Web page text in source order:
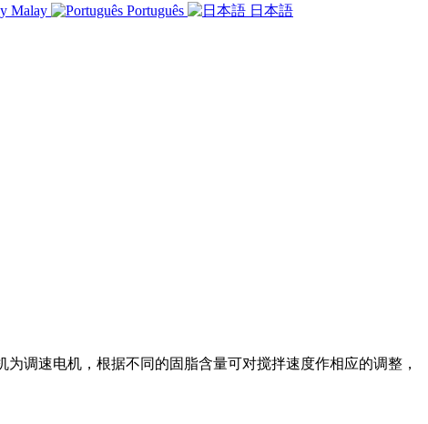
Malay Português 日本語
调速电机，根据不同的固脂含量可对搅拌速度作相应的调整，